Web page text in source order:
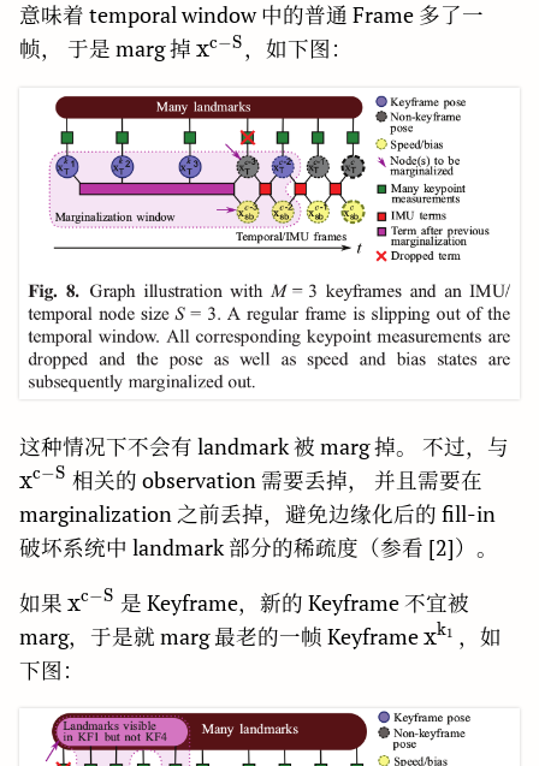
意味着 temporal window 中的普通 Frame 多了一
帧， 于是 marg 掉 \rm
S}
xc−S，如下图：
这种情况下不会有 landmark 被 marg 掉。 不过，与
xc−S 相关的 observation 需要丢掉， 并且需要在
marginalization 之前丢掉，避免边缘化后的 fill-in
破坏系统中 landmark 部分的稀疏度（参看 [2]）。
如果 \rm
x^{c-
S}
xc−S 是 Keyframe，新的 Keyframe 不宜被
marg，于是就 marg 最老的一帧 Keyframe\rm
xk1 ，如
下图：